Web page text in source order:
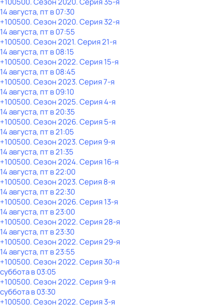
14 августа, пт в 07:30
+100500. Сезон 2020. Серия 32-я
14 августа, пт в 07:55
+100500. Сезон 2021. Серия 21-я
14 августа, пт в 08:15
+100500. Сезон 2022. Серия 15-я
14 августа, пт в 08:45
+100500. Сезон 2023. Серия 7-я
14 августа, пт в 09:10
+100500. Сезон 2025. Серия 4-я
14 августа, пт в 20:35
+100500. Сезон 2026. Серия 5-я
14 августа, пт в 21:05
+100500. Сезон 2023. Серия 9-я
14 августа, пт в 21:35
+100500. Сезон 2024. Серия 16-я
14 августа, пт в 22:00
+100500. Сезон 2023. Серия 8-я
14 августа, пт в 22:30
+100500. Сезон 2026. Серия 13-я
14 августа, пт в 23:00
+100500. Сезон 2022. Серия 28-я
14 августа, пт в 23:30
+100500. Сезон 2022. Серия 29-я
14 августа, пт в 23:55
+100500. Сезон 2022. Серия 30-я
субботав03:05
+100500. Сезон 2022. Серия 9-я
субботав03:30
+100500. Сезон 2022. Серия 3-я